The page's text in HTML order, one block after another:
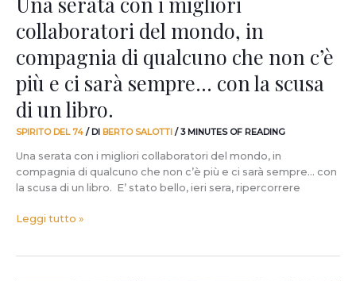
collaboratori del mondo, in
compagnia di qualcuno che non c’è
più e ci sarà sempre… con la scusa
di un libro.
SPIRITO DEL 74 / DI BERTO SALOTTI /3 MINUTES OF READING
Una serata con i migliori collaboratori del mondo, in
compagnia di qualcuno che non c’è più e ci sarà sempre… con
la scusa di un libro. E’ stato bello, ieri sera, ripercorrere
non
più
e
sarà
sempre…
con
la
scusa
un
Leggi tutto »